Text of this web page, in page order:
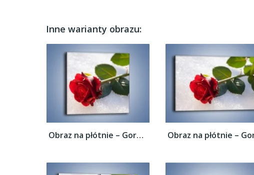
Inne warianty obrazu:
Obraz na płótnie – Gorąca róża na...